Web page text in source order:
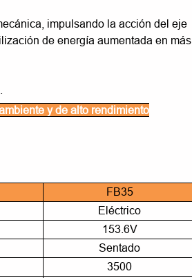
impulsando la acción del eje
de energía aumentada en más
y de alto rendimiento
FB35
Eléctrico
153.6V
Sentado
3500